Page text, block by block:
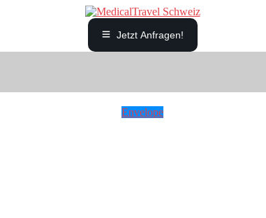
Jetzt Anfragen!
Envelope